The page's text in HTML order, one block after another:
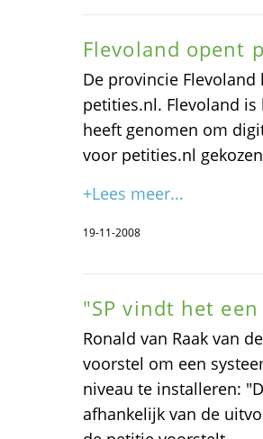
Flevoland opent
De provincie
petities.nl. Flevoland
heeft genomen om
voor petities.nl
+Lees meer...
19-11-2008
"SP vindt het
Ronald van Raak van
voorstel om een
niveau te installeren:
afhankelijk van de